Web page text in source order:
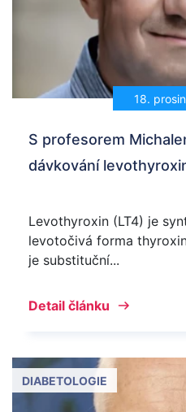
18.
S profesorem
dávkování
Levothyroxin (LT4) je
levotočivá forma
je substituční...
Detail článku
DIABETOLOGIE